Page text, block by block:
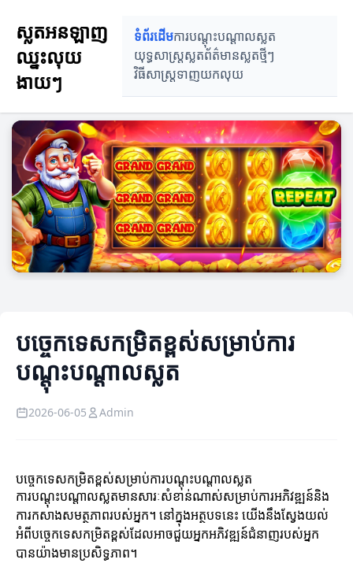
ស្លតអនឡាញ
ឈ្នះលុយ
ងាយៗ
ទំព័រដើមការបណ្តុះបណ្តាលស្លត
យុទ្ធសាស្ត្រស្លតព័ត៌មានស្លតថ្មីៗ
វិធីសាស្ត្រទាញយកលុយ
បច្ចេកទេសកម្រិតខ្ពស់សម្រាប់ការ
បណ្តុះបណ្តាលស្លត
2026-06-05 Admin
បច្ចេកទេសកម្រិតខ្ពស់សម្រាប់ការបណ្តុះបណ្តាលស្លត
ការបណ្តុះបណ្តាលស្លតមានសារៈសំខាន់ណាស់សម្រាប់ការអភិវឌ្ឍន៍និង
ការកសាងសមត្ថភាពរបស់អ្នក។ នៅក្នុងអត្ថបទនេះ យើងនឹងស្វែងយល់
អំពីបច្ចេកទេសកម្រិតខ្ពស់ដែលអាចជួយអ្នកអភិវឌ្ឍន៍ជំនាញរបស់អ្នក
បានយ៉ាងមានប្រសិទ្ធភាព។